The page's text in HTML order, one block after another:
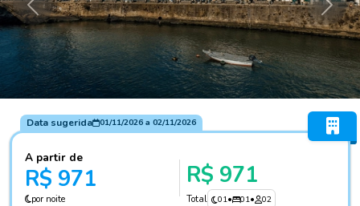
Anterior
Data sugerida 01/11/2026a 02/11/2026
A partir de
R$ 971
por noite
R$ 971
Total 01• 01• 02